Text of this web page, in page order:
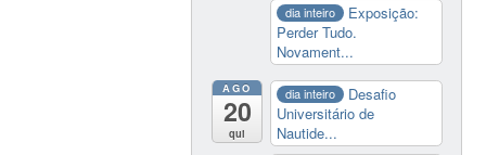
dia inteiro
Exposição:
Perder Tudo.
Novament...
AGO
20
qui
dia inteiro
Desafio
Universitário de
Nautide...